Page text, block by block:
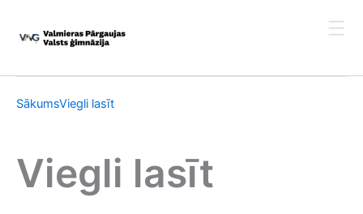
content
SākumsViegli lasīt
Viegli lasīt